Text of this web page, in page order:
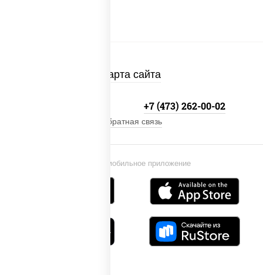
Карта сайта
Установи мобильное приложение
+7 (473) 262-00-02
Обратная связь